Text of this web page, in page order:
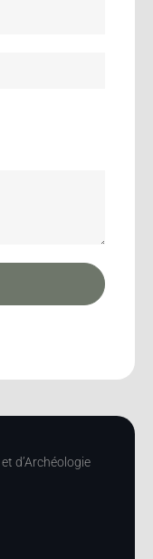
d’Archéologie